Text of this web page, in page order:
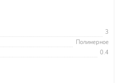
3
Полимерное
0.4